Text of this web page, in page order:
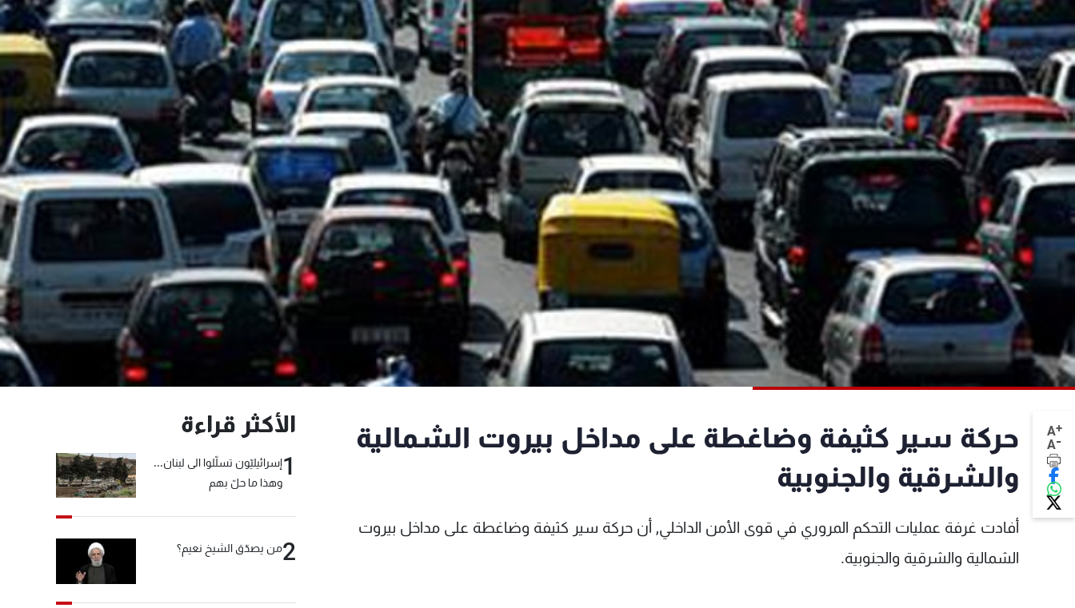
A+
A-
حركة سير كثيفة وضاغطة على مداخل بيروت الشمالية
والشرقية والجنوبية
أفادت غرفة عمليات التحكم المروري في قوى الأمن الداخلي, أن حركة سير كثيفة وضاغطة على مداخل بيروت
الشمالية والشرقية والجنوبية.
الأكثر قراءة
1إسرائيليّون تسلّلوا الى لبنان...
وهذا ما حلّ بهم
2من يصدّق الشيخ نعيم؟